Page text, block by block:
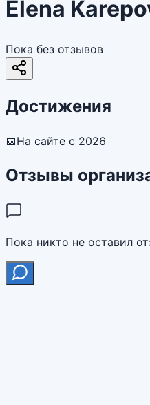
Elena
Пока без отзывов
Достижения
📅На сайте с 2026
Отзывы
Пока никто не оставил